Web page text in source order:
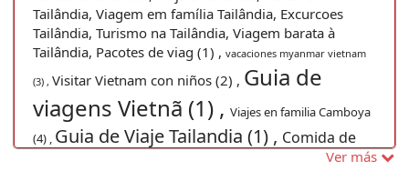
Tailândia, Viagem em família Tailândia, Excurcoes
Tailândia, Turismo na Tailândia, Viagem barata à
Tailândia, Pacotes de viag (1) , vacaciones myanmar vietnam
(3) , Visitar Vietnam con niños (2) , Guia de
viagens Vietnã (1) , Viajes en familia Camboya
(4) , Guia de Viaje Tailandia (1) , Comida de
viagem Tailândia
Ver más